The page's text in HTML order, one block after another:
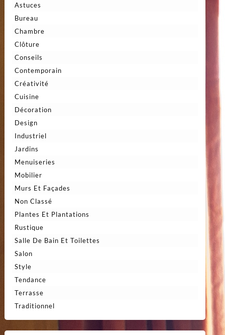
Astuces
Bureau
Chambre
Clôture
Conseils
Contemporain
Créativité
Cuisine
Décoration
Design
Industriel
Jardins
Menuiseries
Mobilier
Murs Et Façades
Non Classé
Plantes Et Plantations
Rustique
Salle De Bain Et Toilettes
Salon
Style
Tendance
Terrasse
Traditionnel